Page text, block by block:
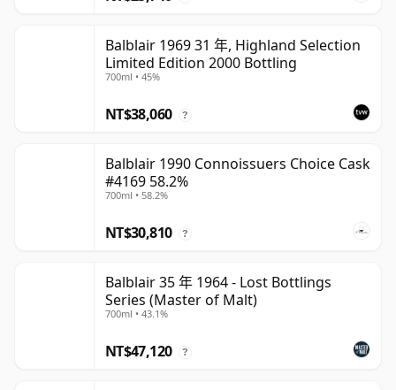
Balblair 1969 31 年, Highland Selection
Limited Edition 2000 Bottling
700ml • 45%
NT$38,060 ?
Balblair 1990 Connoissuers Choice Cask
#4169 58.2%
700ml • 58.2%
NT$30,810 ?
Balblair 35 年 1964 - Lost Bottlings
Series (Master of Malt)
700ml • 43.1%
NT$47,120 ?